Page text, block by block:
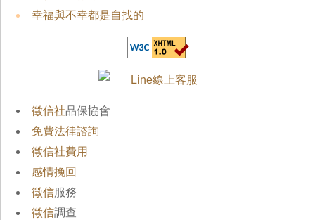
幸福與不幸都是自找的
徵信社品保協會
免費法律諮詢
徵信社費用
感情挽回
徵信服務
徵信調查